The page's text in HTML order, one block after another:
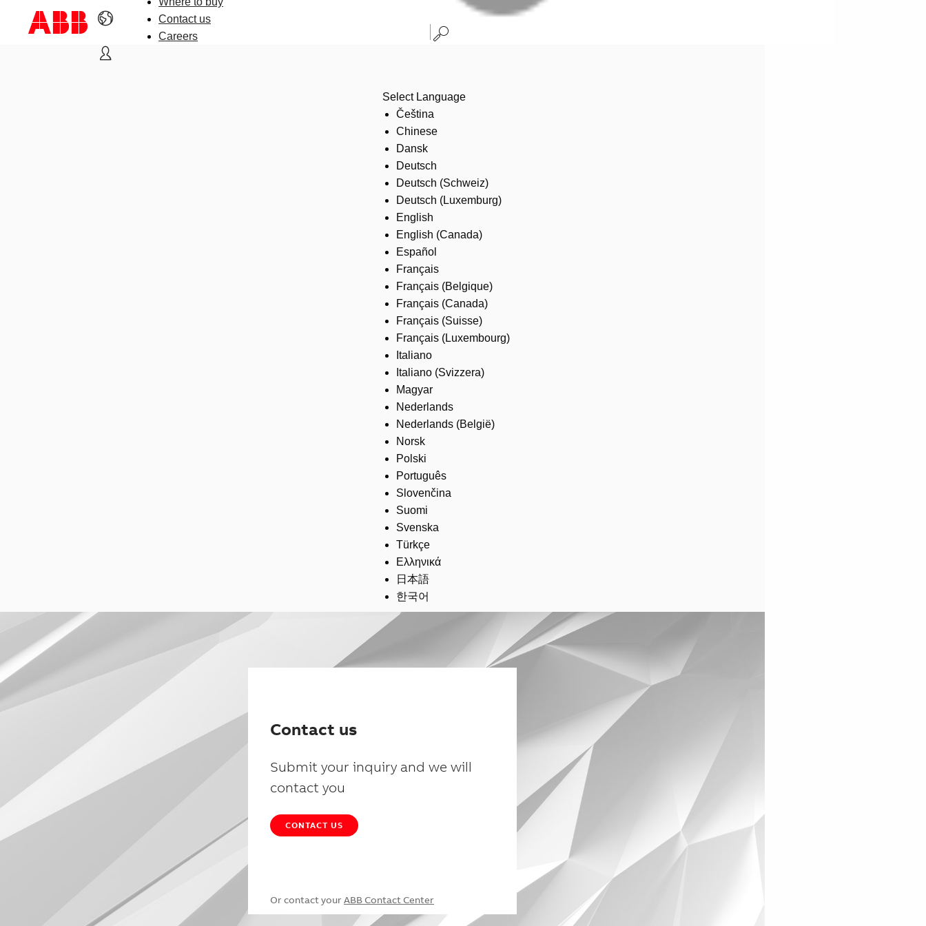
Contact us
Careers
Select Language
Čeština
Chinese
Dansk
Deutsch
Deutsch (Schweiz)
Deutsch (Luxemburg)
English
English (Canada)
Español
Français
Français (Belgique)
Français (Canada)
Français (Suisse)
Français (Luxembourg)
Italiano
Italiano (Svizzera)
Magyar
Nederlands
Nederlands (België)
Norsk
Polski
Português
Slovenčina
Suomi
Svenska
Türkçe
Ελληνικά
日本語
한국어
Contact us
Submit your inquiry and we will
contact you
CONTACT US
Or contact your ABB Contact Center